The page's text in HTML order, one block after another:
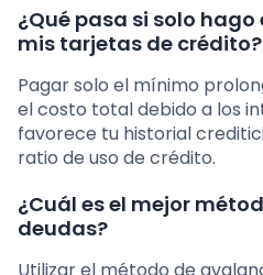
¿Qué pasa si solo
mis tarjetas de crédito?
Pagar solo el mínimo
el costo total debido a los
favorece tu historial
ratio de uso de crédito.
¿Cuál es el mejor
deudas?
Utilizar el método de